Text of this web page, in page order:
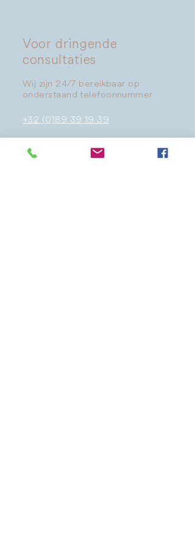
Voor dringende
consultaties
Wij zijn 24/7 bereikbaar op
onderstaand telefoonnummer
+32 (0)89 39 19 39
​Bezoekadres